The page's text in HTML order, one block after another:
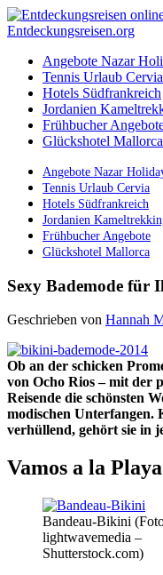
Angebote Nazar
Tennis Urlaub Cervia
Hotels Südfrankreich
Jordanien
Frühbucher
Glückshotel Mallorca
Angebote Nazar
Tennis Urlaub Cervia
Hotels Südfrankreich
Jordanien
Frühbucher Angebote
Glückshotel Mallorca
Sexy Bademode für
Geschrieben von Hannah
Ob an der schicken
von Ocho Rios – mit der
Reisende die schönsten
modischen Unterfangen.
verhüllend, gehört sie in
Vamos a la
Bandeau-Bikini
lightwavemedia –
Shutterstock.com)